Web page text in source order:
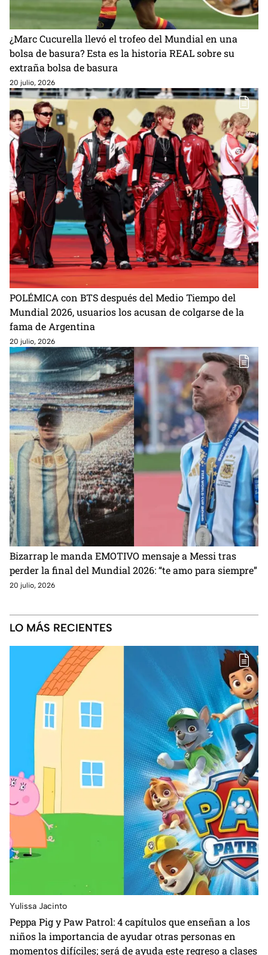
¿Marc Cucurella llevó el trofeo del Mundial en una
bolsa de basura? Esta es la historia REAL sobre su
extraña bolsa de basura
20 julio, 2026
POLÉMICA con BTS después del Medio Tiempo del
Mundial 2026, usuarios los acusan de colgarse de la
fama de Argentina
20 julio, 2026
Bizarrap le manda EMOTIVO mensaje a Messi tras
perder la final del Mundial 2026: “te amo para siempre”
20 julio, 2026
LO MÁS RECIENTES
Yulissa Jacinto
Peppa Pig y Paw Patrol: 4 capítulos que enseñan a los
niños la importancia de ayudar otras personas en
momentos difíciles; será de ayuda este regreso a clases